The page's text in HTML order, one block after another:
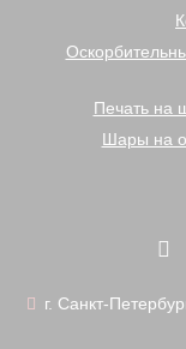
Печать на
Шары на
г. Санкт-